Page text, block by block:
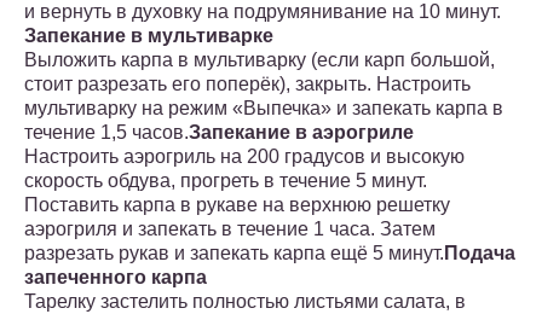
и вернуть в духовку на подрумянивание на 10 минут.
Запекание в мультиварке
Выложить карпа в мультиварку (если карп большой,
стоит разрезать его поперёк), закрыть. Настроить
мультиварку на режим «Выпечка» и запекать карпа в
течение 1,5 часов.Запекание в аэрогриле
Настроить аэрогриль на 200 градусов и высокую
скорость обдува, прогреть в течение 5 минут.
Поставить карпа в рукаве на верхнюю решетку
аэрогриля и запекать в течение 1 часа. Затем
разрезать рукав и запекать карпа ещё 5 минут. Подача
запеченного карпа
Тарелку застелить полностью листьями салата, в